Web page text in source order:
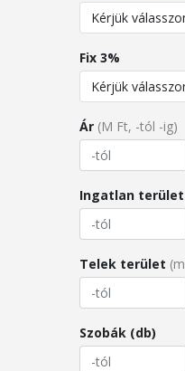
Fix 3%
Ár (M Ft, -tól -ig)
Ingatlan terület
Telek terület (m
Szobák (db)